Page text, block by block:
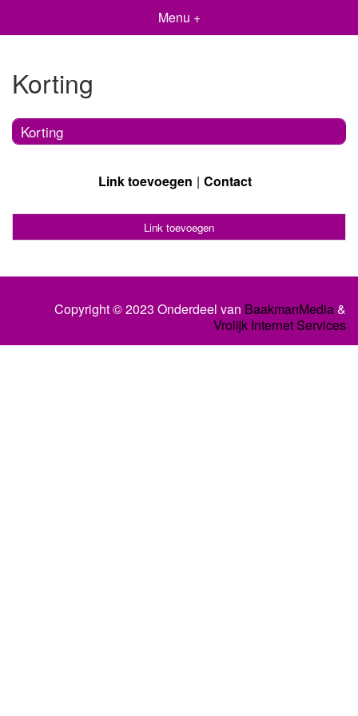
Menu +
Korting
Korting
Link toevoegen Contact
Link toevoegen
Copyright © 2023 Onderdeel van BaakmanMedia&
Vrolijk Internet Services